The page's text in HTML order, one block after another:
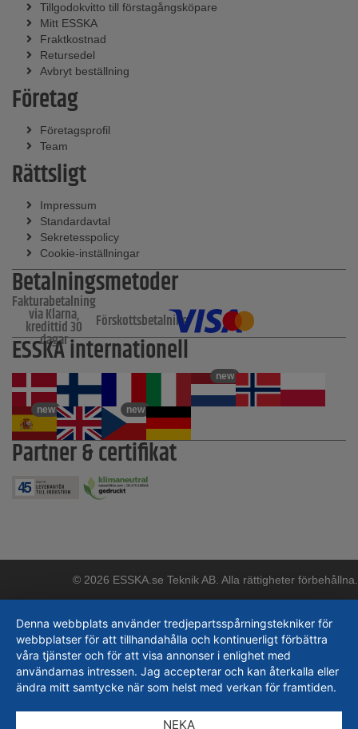
Tillgodokvitto till förstagångsköpare
Mitt ESSKA
Fraktkostnad
Retursedel
Avbryt beställning
Företag
Företagsprofil
Team
Rättsligt
Impressum
Standardavtal
Sekretesspolicy
Cookie-inställningar
Betalningsmetoder
Fakturabetalning
via Klarna,
kredittid 30
dagar
Förskottsbetalning
ESSKA internationell
new
new new
Partner & certifikat
© 2026 ESSKA.se Teknik AB. Alla rättigheter förbehållna.
Denna webbplats använder tredjepartsspårningstekniker för
webbplatser för att tillhandahålla och kontinuerligt förbättra
våra tjänster och för att visa annonser i enlighet med
användarnas intressen. Jag accepterar och kan återkalla eller
ändra mitt samtycke när som helst med verkan för framtiden.
NEKA